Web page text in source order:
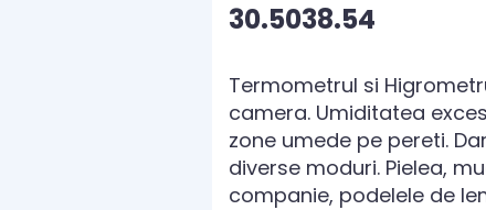
30.5038.54
Termometrul si
camera. Umiditatea
zone umede pe pereti.
diverse moduri. Pielea,
companie, podelele de